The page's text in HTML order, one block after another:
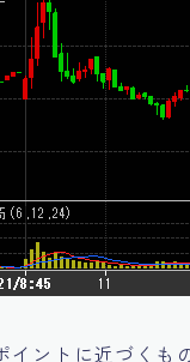
イントに近づくも